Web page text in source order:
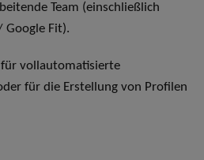
Team (einschließlich
Google Fit).
für vollautomatisierte
für die Erstellung von Profilen